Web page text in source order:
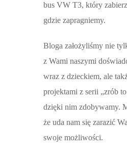
bus VW T3, który
gdzie zapragniemy.
Bloga założyliśmy nie
z Wami naszymi
wraz z dzieckiem, ale
projektami z serii „zrób
dzięki nim zdobywamy.
że uda nam się zarazić
swoje możliwości.